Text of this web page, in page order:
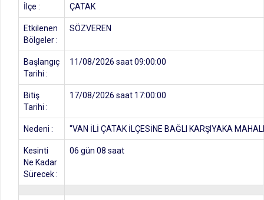
İlçe : ÇATAK
Etkilenen
Bölgeler :
SÖZVEREN
Başlangıç
Tarihi :
11/08/2026 saat 09:00:00
Bitiş
Tarihi :
17/08/2026 saat 17:00:00
Nedeni : "VAN İLİ ÇATAK İLÇESİNE BAĞLI KARŞIYAKA
Kesinti
Ne Kadar
Sürecek :
06 gün 08 saat